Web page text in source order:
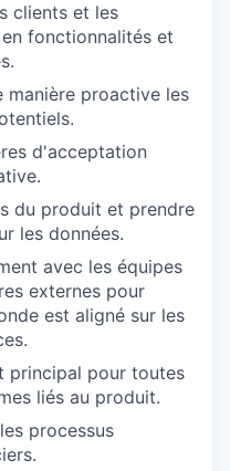
clients et les
fonctionnalités et
manière proactive les
d'acceptation
du produit et prendre
les données.
avec les équipes
externes pour
est aligné sur les
principal pour toutes
liés au produit.
processus